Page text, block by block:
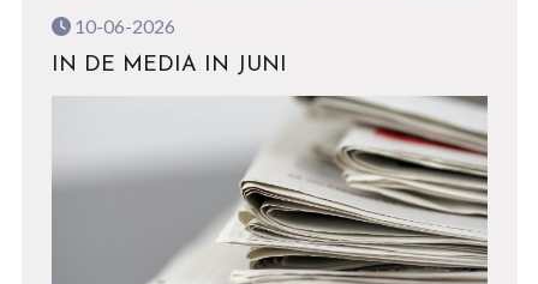
10-06-2026
IN DE MEDIA IN JUNI